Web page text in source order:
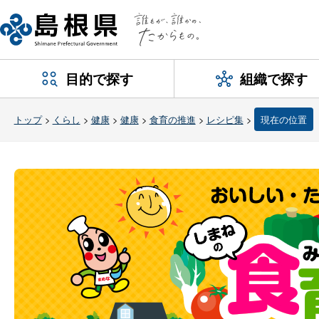
目的で探す 組織で探す
トップ> くらし > 健康> 健康> 食育の推進 > レシピ集> 現在の位置